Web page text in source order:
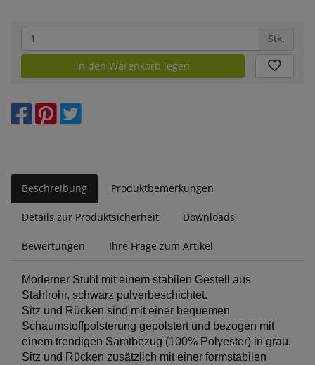
Stk.
in den Warenkorb legen
Beschreibung Produktbemerkungen
Details zur Produktsicherheit Downloads
Bewertungen Ihre Frage zum Artikel
Moderner Stuhl mit einem stabilen Gestell aus
Stahlrohr, schwarz pulverbeschichtet.
Sitz und Rücken sind mit einer bequemen
Schaumstoffpolsterung gepolstert und bezogen mit
einem trendigen Samtbezug (100% Polyester) in grau.
Sitz und Rücken zusätzlich mit einer formstabilen